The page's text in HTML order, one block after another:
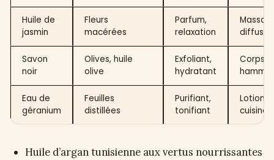
Huile de
jasmin
Fleurs
macérées
Parfum,
relaxation
Savon
noir
Olives, huile
olive
Exfoliant,
hydratant
Corps,
Eau de
géranium
Feuilles
distillées
Purifiant,
tonifiant
Lotion,
cuisine
Huile d’argan tunisienne aux vertus nourrissantes